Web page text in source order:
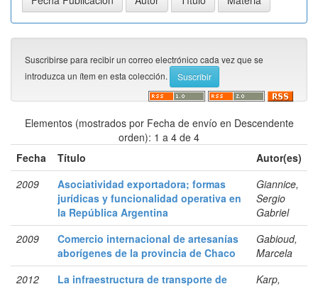
Suscribirse para recibir un correo electrónico cada vez que se
introduzca un ítem en esta colección.
Elementos (mostrados por Fecha de envío en Descendente
orden): 1 a 4 de 4
Fecha
Título
Autor(es)
2009
Asociatividad exportadora; formas
jurídicas y funcionalidad operativa en
la República Argentina
Giannice,
Sergio
Gabriel
2009
Comercio internacional de artesanías
aborígenes de la provincia de Chaco
Gabioud,
Marcela
2012
La infraestructura de transporte de
Karp,